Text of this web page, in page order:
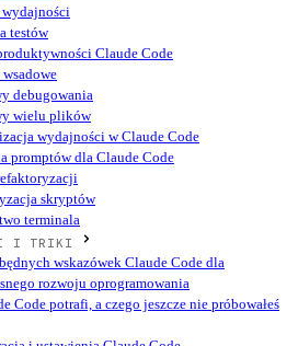
testów
Claude Code
debugowania
wielu plików
wydajności w Claude Code
promptów dla Claude Code
skryptów
terminala
I TRIKI
wskazówek Claude Code dla
rozwoju oprogramowania
Code potrafi, a czego jeszcze nie próbowałeś